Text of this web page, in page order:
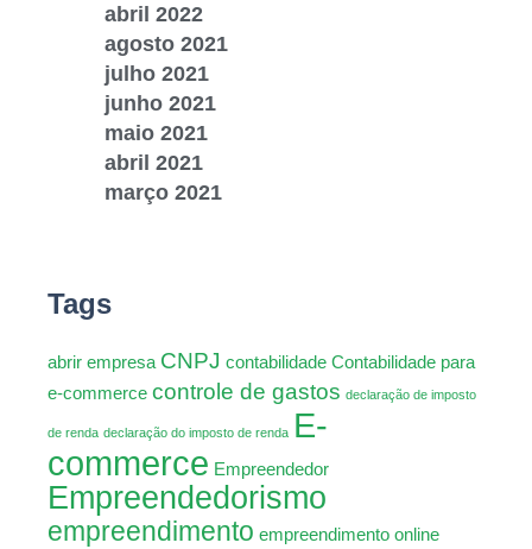
abril 2022
agosto 2021
julho 2021
junho 2021
maio 2021
abril 2021
março 2021
Tags
abrir empresa CNPJ contabilidade Contabilidade para
e-commerce controle de gastos declaração de imposto
de renda declaração do imposto de renda E-
commerce Empreendedor
Empreendedorismo
empreendimento empreendimento online